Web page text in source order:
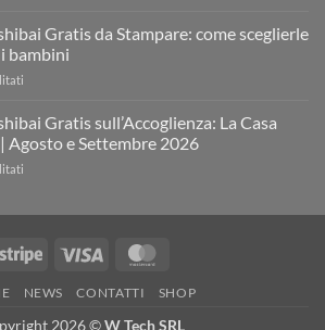
il
“fare
una
lezione
Kamishibai
per
dell’Accoglienza:
Giorni
Gratis da Stampare: come sceglierle
bambini
Kamishibai
da
usarle
con
bambini
Gratis sull’Accoglienza: La Casa
Agosto e Settembre 2026
La
delle
Stripe Visa
NEWS CONTATTI SHOP
2026 ©W Tech SRL